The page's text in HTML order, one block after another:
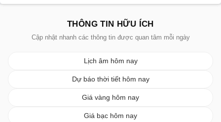
THÔNG TIN HỮU ÍCH
Cập nhật nhanh các thông tin được quan tâm mỗi ngày
Lịch âm hôm nay
Dự báo thời tiết hôm nay
Giá vàng hôm nay
Giá bạc hôm nay